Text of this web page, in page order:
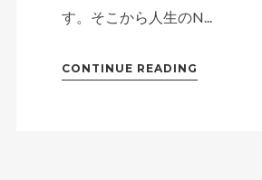
す。そこから人生のN...
CONTINUE READING